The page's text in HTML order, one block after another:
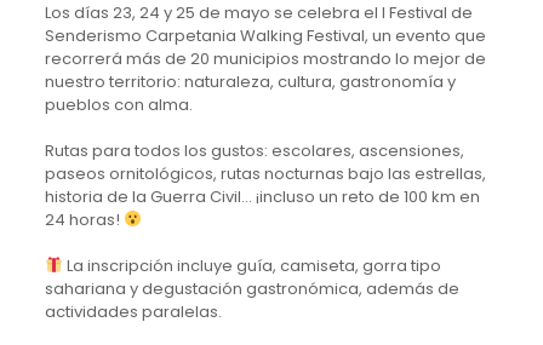
Los días 23, 24 y 25 de mayo se celebra el I Festival de
Senderismo Carpetania Walking Festival, un evento que
recorrerá más de 20 municipios mostrando lo mejor de
nuestro territorio: naturaleza, cultura, gastronomía y
pueblos con alma.
Rutas para todos los gustos: escolares, ascensiones,
paseos ornitológicos, rutas nocturnas bajo las estrellas,
historia de la Guerra Civil… ¡incluso un reto de 100 km en
24 horas!
La inscripción incluye guía, camiseta, gorra tipo
sahariana y degustación gastronómica, además de
actividades paralelas.